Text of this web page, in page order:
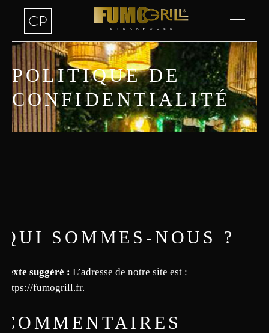
POLITIQUE DE
CONFIDENTIALITÉ
QUI SOMMES-NOUS ?
Texte suggéré : L’adresse de notre site est :
https://fumogrill.fr.
COMMENTAIRES